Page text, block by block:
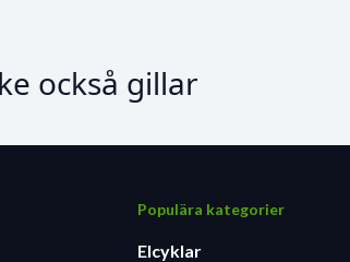
också gillar
Populära kategorier
Elcyklar